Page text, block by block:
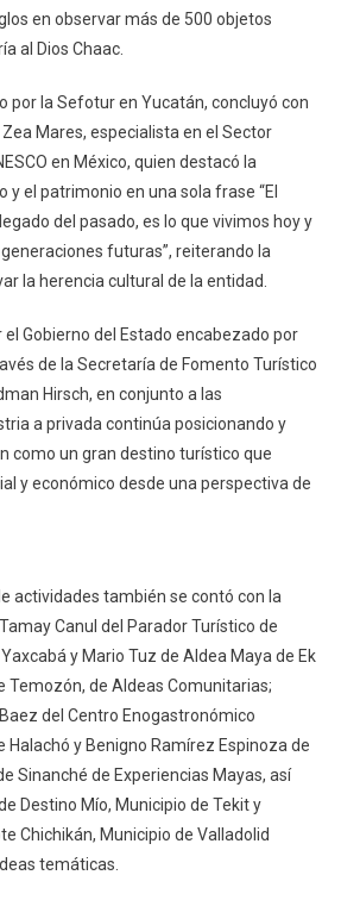
en observar más de 500 objetos
al Dios Chaac.
por la Sefotur en Yucatán, concluyó con
Mares, especialista en el Sector
en México, quien destacó la
el patrimonio en una sola frase “El
del pasado, es lo que vivimos hoy y
futuras”, reiterando la
la herencia cultural de la entidad.
Gobierno del Estado encabezado por
de la Secretaría de Fomento Turístico
Hirsch, en conjunto a las
a privada continúa posicionando y
como un gran destino turístico que
y económico desde una perspectiva de
actividades también se contó con la
Canul del Parador Turístico de
y Mario Tuz de Aldea Maya de Ek
Temozón, de Aldeas Comunitarias;
del Centro Enogastronómico
Halachó y Benigno Ramírez Espinoza de
Sinanché de Experiencias Mayas, así
Destino Mío, Municipio de Tekit y
Chichikán, Municipio de Valladolid
temáticas.